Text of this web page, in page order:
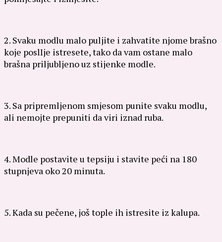
2. Svaku modlu malo puljite i zahvatite njome brašno
koje poslIje istresete, tako da vam ostane malo
brašna priljubljeno uz stijenke modle.
3. Sa pripremljenom smjesom punite svaku modlu,
ali nemojte prepuniti da viri iznad ruba.
4. Modle postavite u tepsiju i stavite peći na 180
stupnjeva oko 20 minuta.
5. Kada su pečene, još tople ih istresite iz kalupa.